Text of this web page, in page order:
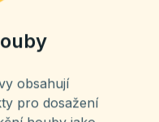
obsahují
pro dosažení